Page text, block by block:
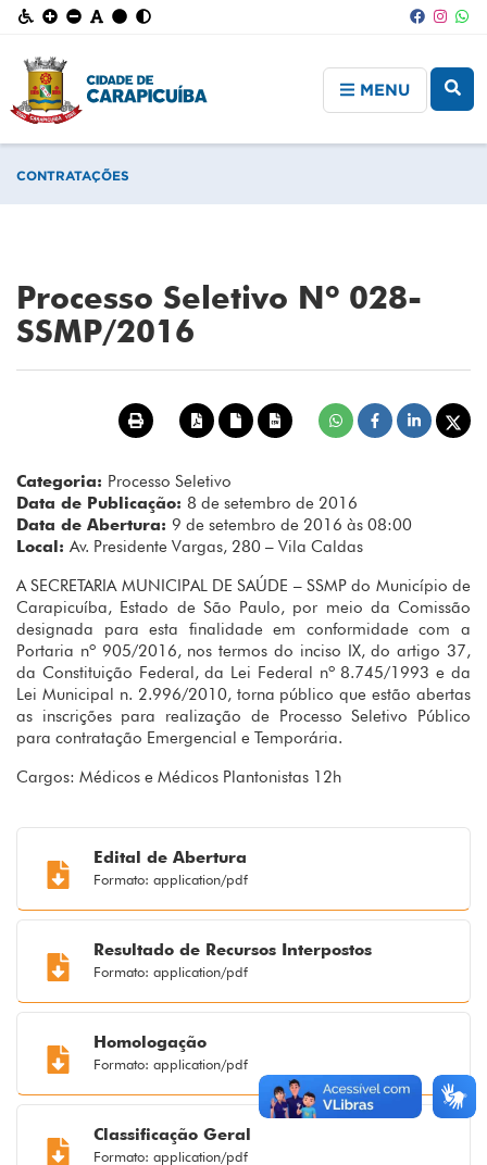
MENU
CONTRATAÇÕES
Processo Seletivo Nº 028-
SSMP/2016
Categoria: Processo Seletivo
Data de Publicação: 8 de setembro de 2016
Data de Abertura: 9 de setembro de 2016 às 08:00
Local: Av. Presidente Vargas, 280 – Vila Caldas
A SECRETARIA MUNICIPAL DE SAÚDE – SSMP do Município de
Carapicuíba, Estado de São Paulo, por meio da Comissão
designada para esta finalidade em conformidade com a
Portaria nº 905/2016, nos termos do inciso IX, do artigo 37,
da Constituição Federal, da Lei Federal nº 8.745/1993 e da
Lei Municipal n. 2.996/2010, torna público que estão abertas
as inscrições para realização de Processo Seletivo Público
para contratação Emergencial e Temporária.
Cargos: Médicos e Médicos Plantonistas 12h
Edital de Abertura
Formato: application/pdf
Resultado de Recursos Interpostos
Formato: application/pdf
Homologação
Formato: application/pdf
Classificação Geral
Formato: application/pdf